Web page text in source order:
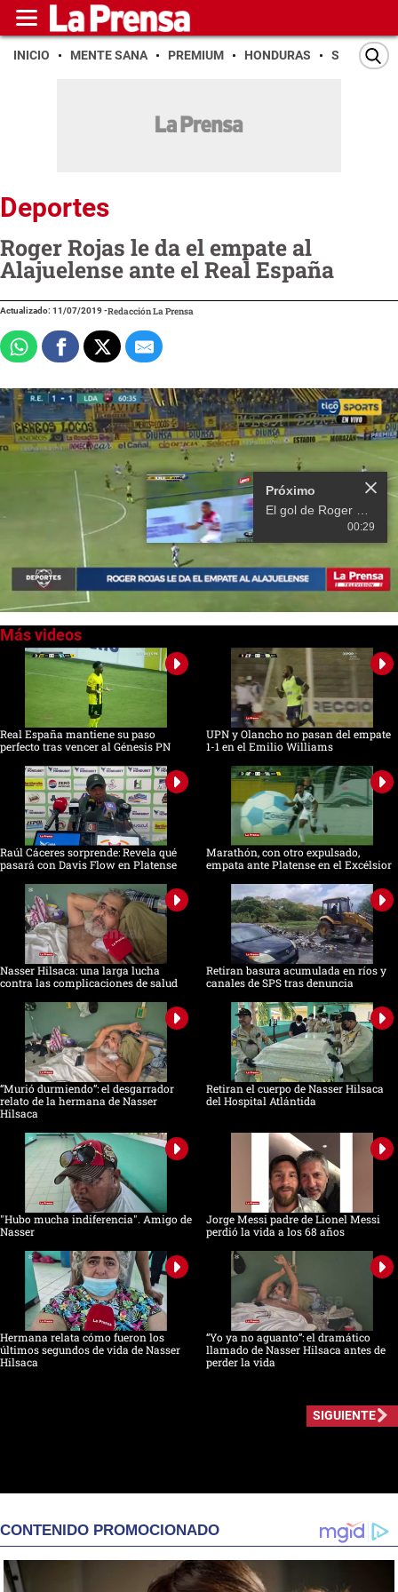
INICIO MENTE SANA PREMIUM HONDURAS SAN PEDRO
Deportes
Roger Rojas le da el empate al
Alajuelense ante el Real España
Actualizado: 11/07/2019-Redacción La Prensa
of
seconds
Próximo
El gol de Roger Rojas para empate del Alajuelense ante Cartaginés
00:29
Real España mantiene su paso
perfecto tras vencer al Génesis PN
UPN y Olancho no pasan del empate
1-1 en el Emilio Williams
Raúl Cáceres sorprende: Revela qué
pasará con Davis Flow en Platense
Marathón, con otro expulsado,
empata ante Platense en el Excélsior
Nasser Hilsaca: una larga lucha
contra las complicaciones de salud
Retiran basura acumulada en ríos y
canales de SPS tras denuncia
“Murió durmiendo”: el desgarrador
relato de la hermana de Nasser
Hilsaca
Retiran el cuerpo de Nasser Hilsaca
del Hospital Atlántida
"Hubo mucha indiferencia". Amigo de
Nasser
Jorge Messi padre de Lionel Messi
perdió la vida a los 68 años
Hermana relata cómo fueron los
últimos segundos de vida de Nasser
Hilsaca
“Yo ya no aguanto”: el dramático
llamado de Nasser Hilsaca antes de
perder la vida
SIGUIENTE
CONTENIDO PROMOCIONADO